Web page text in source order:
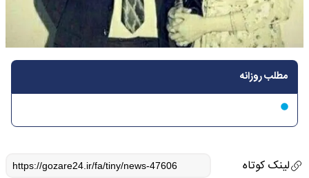
مطلب روزانه
لینک کوتاه